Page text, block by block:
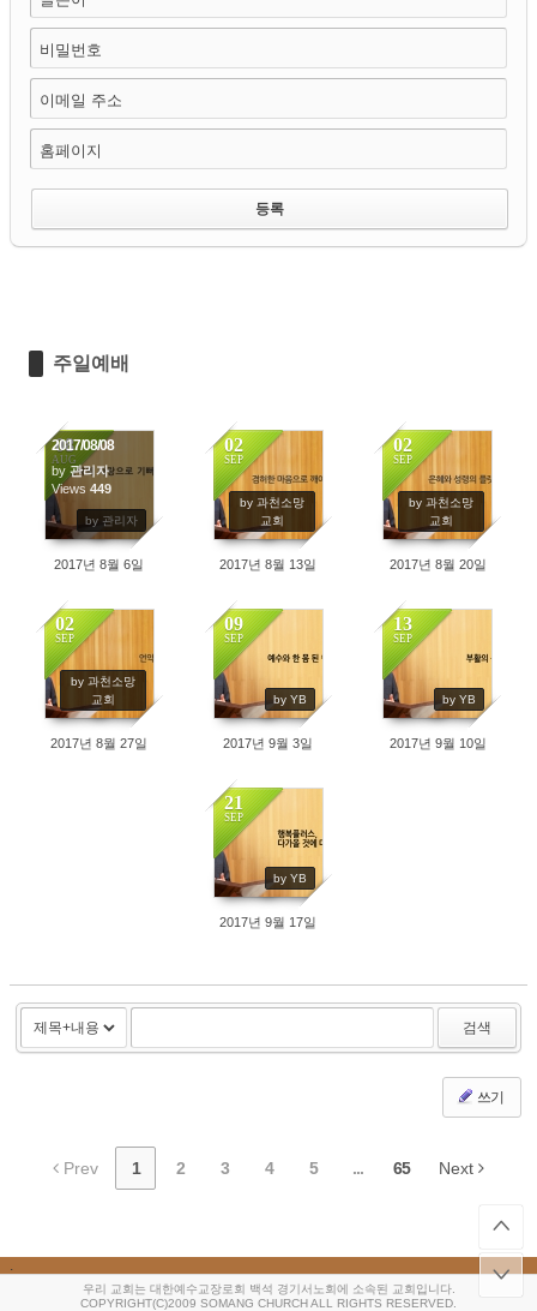
비밀번호
이메일 주소
홈페이지
주일예배
08
AUG
by 관리자
2017/08/08
by관리자
Views449
2017년 8월 6일
02
SEP
by 과천소망
교회
245
2017년 8월 13일
02
SEP
by 과천소망
교회
299
2017년 8월 20일
02
SEP
by 과천소망
교회
533
2017년 8월 27일
09
SEP
by YB
2017년 9월 3일
13
SEP
by YB
2017년 9월 10일
21
SEP
by YB
411
2017년 9월 17일
검색
쓰기
Prev 1 2 3 4 5 ... 65 Next
.
우리 교회는 대한예수교장로회 백석 경기서노회에 소속된 교회입니다.
COPYRIGHT(C)2009 SOMANG CHURCH ALL RIGHTS RESERVED.